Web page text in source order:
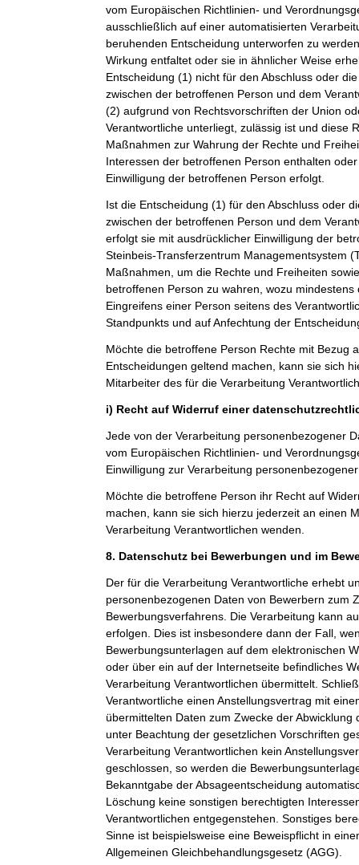
vom Europäischen Richtlinien- und
ausschließlich auf einer automatisierten
beruhenden Entscheidung unterworfen zu
Wirkung entfaltet oder sie in ähnlicher Weise
Entscheidung (1) nicht für den Abschluss oder
zwischen der betroffenen Person und dem
(2) aufgrund von Rechtsvorschriften der Union
Verantwortliche unterliegt, zulässig ist und diese
Maßnahmen zur Wahrung der Rechte und
Interessen der betroffenen Person enthalten
Einwilligung der betroffenen Person erfolgt.
Ist die Entscheidung (1) für den Abschluss oder
zwischen der betroffenen Person und dem
erfolgt sie mit ausdrücklicher Einwilligung der
Steinbeis-Transferzentrum Managementsystem
Maßnahmen, um die Rechte und Freiheiten
betroffenen Person zu wahren, wozu
Eingreifens einer Person seitens des
Standpunkts und auf Anfechtung der
Möchte die betroffene Person Rechte mit Bezug
Entscheidungen geltend machen, kann sie sich
Mitarbeiter des für die Verarbeitung
i) Recht auf Widerruf einer
Jede von der Verarbeitung personenbezogener
vom Europäischen Richtlinien- und
Einwilligung zur Verarbeitung
Möchte die betroffene Person ihr Recht auf
machen, kann sie sich hierzu jederzeit an einen
Verarbeitung Verantwortlichen wenden.
8. Datenschutz bei Bewerbungen und im
Der für die Verarbeitung Verantwortliche erhebt
personenbezogenen Daten von Bewerbern zum
Bewerbungsverfahrens. Die Verarbeitung kann
erfolgen. Dies ist insbesondere dann der Fall,
Bewerbungsunterlagen auf dem elektronischen
oder über ein auf der Internetseite befindliches
Verarbeitung Verantwortlichen übermittelt.
Verantwortliche einen Anstellungsvertrag mit
übermittelten Daten zum Zwecke der Abwicklung
unter Beachtung der gesetzlichen Vorschriften
Verarbeitung Verantwortlichen kein
geschlossen, so werden die
Bekanntgabe der Absageentscheidung
Löschung keine sonstigen berechtigten
Verantwortlichen entgegenstehen. Sonstiges
Sinne ist beispielsweise eine Beweispflicht in
Allgemeinen Gleichbehandlungsgesetz (AGG).